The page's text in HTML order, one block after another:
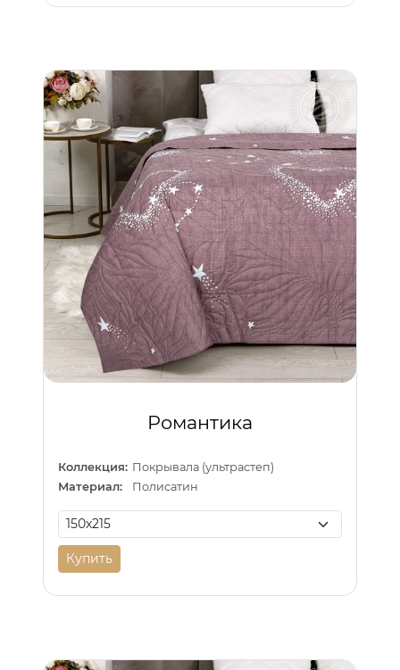
Романтика
Коллекция: Покрывала (ультрастеп)
Материал:
Полисатин
Купить